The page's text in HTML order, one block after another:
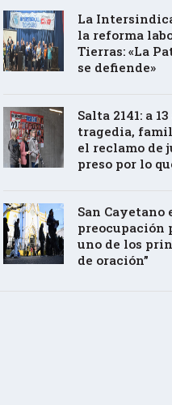
La
la reforma
Tierras: «La
se defiende»
Salta 2141: a
tragedia,
el reclamo de
preso por lo
San Cayetano
preocupación
uno de los
de oración”